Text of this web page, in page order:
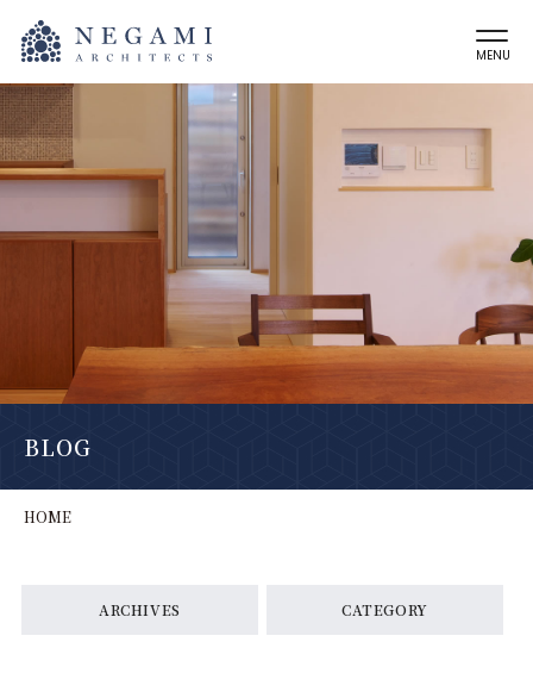
MENU
BLOG
HOME
ARCHIVES CATEGORY